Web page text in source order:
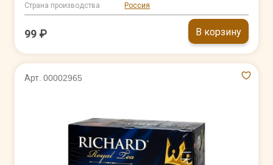
Страна производства Россия
99 ₽ В корзину
Арт. 00002965